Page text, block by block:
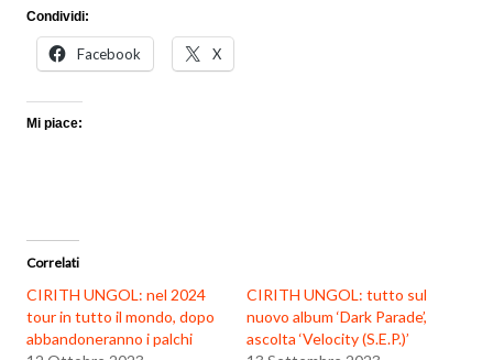
Condividi:
Facebook X
Mi piace:
Correlati
CIRITH UNGOL: nel 2024
tour in tutto il mondo, dopo
abbandoneranno i palchi
CIRITH UNGOL: tutto sul
nuovo album ‘Dark Parade’,
ascolta ‘Velocity (S.E.P.)’